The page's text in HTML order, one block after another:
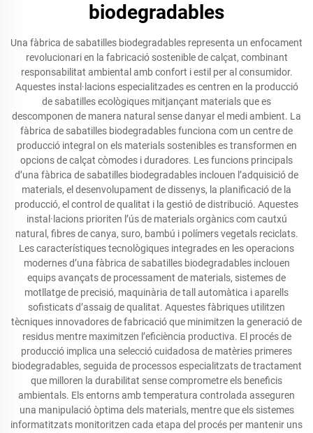
biodegradables
Una fàbrica de sabatilles biodegradables representa un enfocament
revolucionari en la fabricació sostenible de calçat, combinant
responsabilitat ambiental amb confort i estil per al consumidor.
Aquestes instal·lacions especialitzades es centren en la producció
de sabatilles ecològiques mitjançant materials que es
descomponen de manera natural sense danyar el medi ambient. La
fàbrica de sabatilles biodegradables funciona com un centre de
producció integral on els materials sostenibles es transformen en
opcions de calçat còmodes i duradores. Les funcions principals
d’una fàbrica de sabatilles biodegradables inclouen l’adquisició de
materials, el desenvolupament de dissenys, la planificació de la
producció, el control de qualitat i la gestió de distribució. Aquestes
instal·lacions prioriten l’ús de materials orgànics com cautxú
natural, fibres de canya, suro, bambú i polímers vegetals reciclats.
Les característiques tecnològiques integrades en les operacions
modernes d’una fàbrica de sabatilles biodegradables inclouen
equips avançats de processament de materials, sistemes de
motllatge de precisió, maquinària de tall automàtica i aparells
sofisticats d’assaig de qualitat. Aquestes fàbriques utilitzen
tècniques innovadores de fabricació que minimitzen la generació de
residus mentre maximitzen l’eficiència productiva. El procés de
producció implica una selecció cuidadosa de matèries primeres
biodegradables, seguida de processos especialitzats de tractament
que milloren la durabilitat sense comprometre els beneficis
ambientals. Els entorns amb temperatura controlada asseguren
una manipulació òptima dels materials, mentre que els sistemes
informatitzats monitoritzen cada etapa del procés per mantenir uns